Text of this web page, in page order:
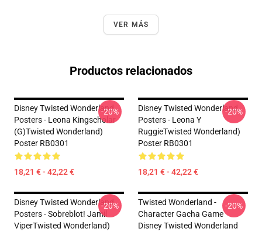
VER MÁS
Productos relacionados
Disney Twisted Wonderland
Posters - Leona Kingscholar
(G)Twisted Wonderland)
Poster RB0301
18,21 € - 42,22 €
-20%
Disney Twisted Wonderland
Posters - Leona Y
RuggieTwisted Wonderland)
Poster RB0301
18,21 € - 42,22 €
-20%
Disney Twisted Wonderland
Posters - Sobreblot! Jamil
ViperTwisted Wonderland)
-20%
Twisted Wonderland -
Character Gacha Game
Disney Twisted Wonderland
-20%